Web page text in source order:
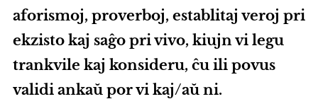
aforismoj, proverboj, establitaj veroj pri
ekzisto kaj saĝo pri vivo, kiujn vi legu
trankvile kaj konsideru, ĉu ili povus
validi ankaŭ por vi kaj/aŭ ni.